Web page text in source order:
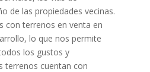
de las propiedades vecinas.
con terrenos en venta en
lo que nos permite
los gustos y
terrenos cuentan con